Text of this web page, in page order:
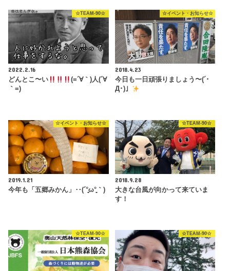
☆TEAM-90☆
2022.2.16
どんとこ〜い
(=´∀｀)人(´∀
｀=)
☆イベント・お知らせ☆
2018.4.23
今日も一日頑張りましょう〜(´･
Д･)」
☆イベント・お知らせ☆
2019.1.21
今年も「五郷みかん」‥(´°̥̥̥̥̥̥̥̥ω°̥̥̥̥̥̥̥̥｀)
☆TEAM-90☆
2018.9.28
大きな台風が向かって来ていま
す！
☆TEAM-90☆ ☆TEAM-90☆